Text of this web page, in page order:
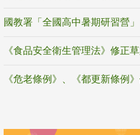
《食品安全衛生管理法》修正
《危老條例》、《都更新條例